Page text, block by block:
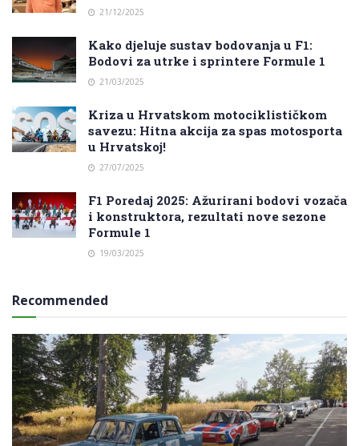
21/12/2025
Kako djeluje sustav bodovanja u F1:
Bodovi za utrke i sprintere Formule 1
21/03/2025
Kriza u Hrvatskom motociklističkom
savezu: Hitna akcija za spas motosporta
u Hrvatskoj!
27/07/2025
F1 Poredaj 2025: Ažurirani bodovi vozača
i konstruktora, rezultati nove sezone
Formule 1
19/03/2025
Recommended